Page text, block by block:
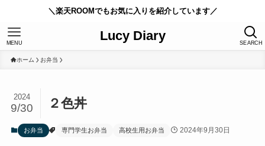
＼楽天ROOMでもお気に入りを紹介しています／
Lucy Diary SEARCH
MENU
ホーム お弁当
２色丼
2024
9/30
お弁当 専門学生お弁当 高校生用お弁当 2024年9月30日